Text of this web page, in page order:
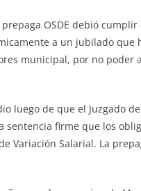
OSDE debió
a un jubilado
municipal, por no
luego de que el Juzgado
sentencia firme que los
Variación Salarial. La